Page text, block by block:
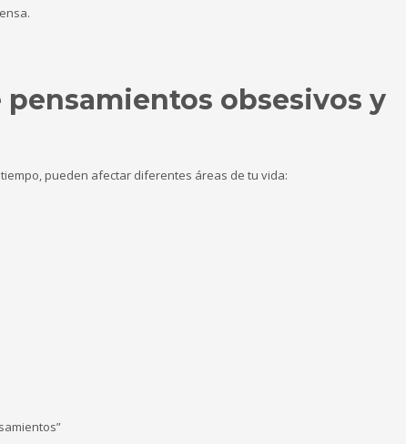
pensamientos obsesivos y
pueden afectar diferentes áreas de tu vida: